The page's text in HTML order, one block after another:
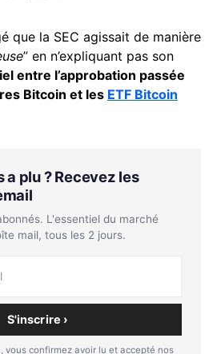
que la SEC agissait de manière
” en n’expliquant pas son
entre l’approbation passée
Bitcoin et les ETF Bitcoin
plu ? Recevez les
L'essentiel du marché
mail, tous les 2 jours.
S'inscrire ›
vous confirmez avoir lu et accepté nos